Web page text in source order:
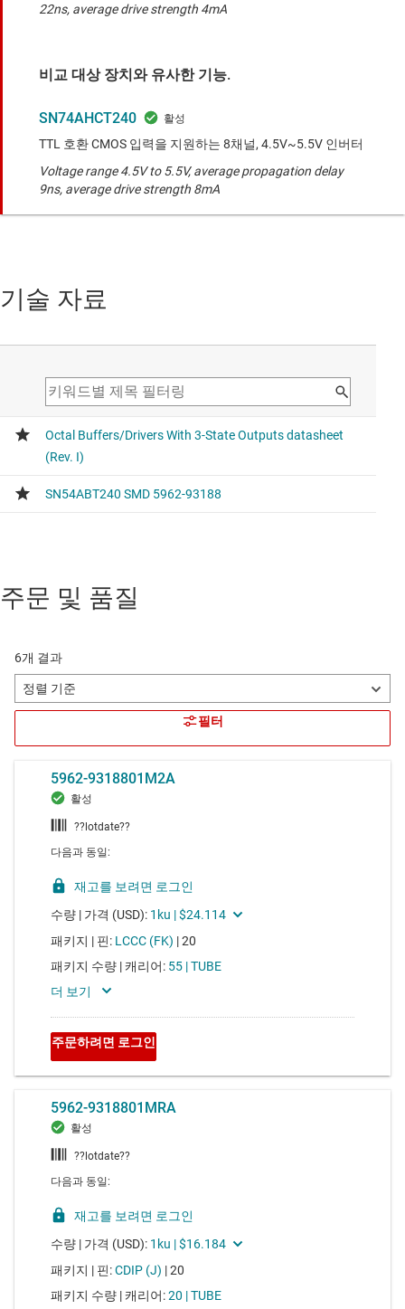
22ns, average drive strength 4mA
비교 대상 장치와 유사한 기능.
SN74AHCT240
TTL 호환 CMOS 입력을 지원하는 8채널, 4.5V~5.5V 인버터
Voltage range 4.5V to 5.5V, average propagation delay
9ns, average drive strength 8mA
기술 자료
주문 및 품질